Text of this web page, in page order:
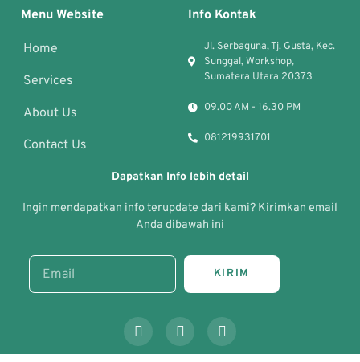
Menu Website
Home
Services
About Us
Contact Us
Info Kontak
Jl. Serbaguna, Tj. Gusta, Kec.
Sunggal, Workshop,
Sumatera Utara 20373
09.00 AM - 16.30 PM
081219931701
Dapatkan Info lebih detail
Ingin mendapatkan info terupdate dari kami? Kirimkan email
Anda dibawah ini
KIRIM